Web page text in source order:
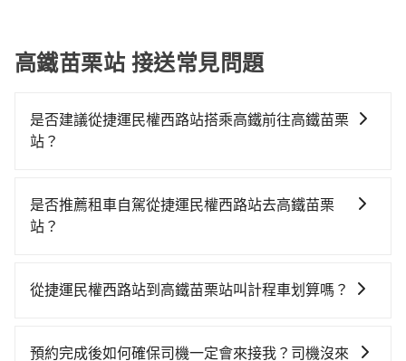
高鐵苗栗站 接送常見問題
是否建議從捷運民權西路站搭乘高鐵前往高鐵苗栗
站？
貴、費時、轉車麻煩！從最早06:26一直到23:00，台北-
苗栗一天最多有30班次高鐵可搭乘。假設從捷運民權西
步行進站、現場購票並於月台排隊的時間約25分鐘，再
車時間共1小時32分鐘，假設6位同行，高鐵加轉乘之平
是否推薦租車自駕從捷運民權西路站去高鐵苗栗
站？
時不需要閉目養神（因為要自己開車），最重要的是你
$115~205承租小轎車，每公里再額外加收$3.2，從捷運
從捷運民權西路站到高鐵苗栗站叫計程車划算嗎？
灣大車隊、Uber、Line Taxi、Yoxi等，如果在路邊攔不
預約完成後如何確保司機一定會來接我？司機沒來